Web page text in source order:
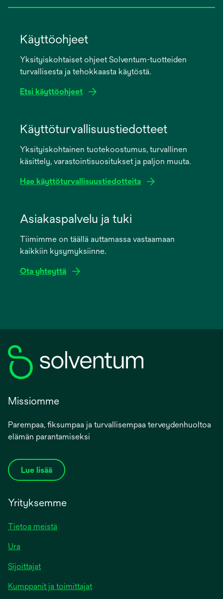
Käyttöohjeet
Yksityiskohtaiset ohjeet Solventum-tuotteiden
turvallisesta ja tehokkaasta käytöstä.
Etsi käyttöohjeet
new
Käyttöturvallisuustiedotteet
Yksityiskohtainen tuotekoostumus, turvallinen
käsittely, varastointisuositukset ja paljon muuta.
Hae käyttöturvallisuustiedotteita
new
Asiakaspalvelu ja tuki
Tiimimme on täällä auttamassa vastaamaan
kaikkiin kysymyksiinne.
Ota yhteyttä
Missiomme
Parempaa, fiksumpaa ja turvallisempaa terveydenhuoltoa
elämän parantamiseksi
Lue lisää
Yrityksemme
Tietoa meistä
Ura
Sijoittajat
Kumppanit ja toimittajat